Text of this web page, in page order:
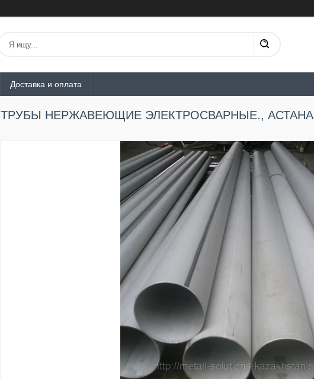
Доставка и оплата
ТРУБЫ НЕРЖАВЕЮЩИЕ ЭЛЕКТРОСВАРНЫЕ., АСТАНА